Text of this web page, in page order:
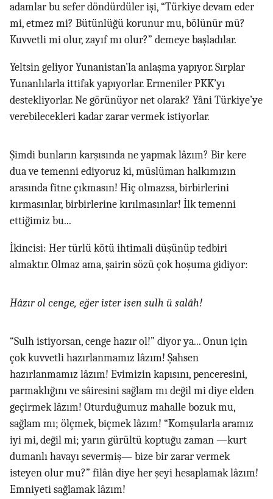
adamlar bu sefer döndürdüler işi, “Türkiye devam eder
mi, etmez mi? Bütünlüğü korunur mu, bölünür mü?
Kuvvetli mi olur, zayıf mı olur?” demeye başladılar.
Yeltsin geliyor Yunanistan’la anlaşma yapıyor. Sırplar
Yunanlılarla ittifak yapıyorlar. Ermeniler PKK’yı
destekliyorlar. Ne görünüyor net olarak? Yâni Türkiye’ye
verebilecekleri kadar zarar vermek istiyorlar.
Şimdi bunların karşısında ne yapmak lâzım? Bir kere
dua ve temenni ediyoruz ki, müslüman halkımızın
arasında fitne çıkmasın! Hiç olmazsa, birbirlerini
kırmasınlar, birbirlerine kırılmasınlar! İlk temenni
ettiğimiz bu...
İkincisi: Her türlü kötü ihtimali düşünüp tedbiri
almaktır. Olmaz ama, şairin sözü çok hoşuma gidiyor:
Hâzır ol cenge, eğer ister isen sulh ü salâh!
“Sulh istiyorsan, cenge hazır ol!” diyor ya... Onun için
çok kuvvetli hazırlanmamız lâzım! Şahsen
hazırlanmamız lâzım! Evimizin kapısını, penceresini,
parmaklığını ve sâiresini sağlam mı değil mi diye elden
geçirmek lâzım! Oturduğumuz mahalle bozuk mu,
sağlam mı; ölçmek, biçmek lâzım! “Komşularla aramız
iyi mi, değil mi; yarın gürültü koptuğu zaman —kurt
dumanlı havayı severmiş— bize bir zarar vermek
isteyen olur mu?” filân diye her şeyi hesaplamak lâzım!
Emniyeti sağlamak lâzım!